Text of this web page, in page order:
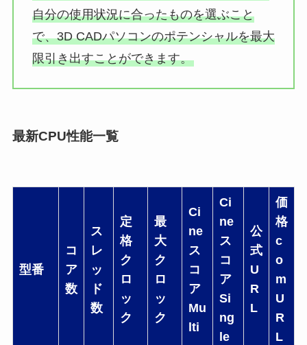
自分の使用状況に合ったものを選ぶこと
で、3D CADパソコンのポテンシャルを最大
限引き出すことができます。
最新CPU性能一覧
型番
コ
ア
数
ス
レ
ッ
ド
数
定
格
ク
ロ
ッ
ク
最
大
ク
ロ
ッ
ク
Ci
ne
ス
コ
ア
Mu
lti
Ci
ne
ス
コ
ア
Si
ng
le
公
式
U
R
L
価
格
c
o
m
U
R
L